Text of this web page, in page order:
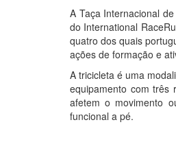
A Taça Internacional
do International
quatro dos quais
ações de formação e
A tricicleta é uma
equipamento com três
afetem o movimento
funcional a pé.